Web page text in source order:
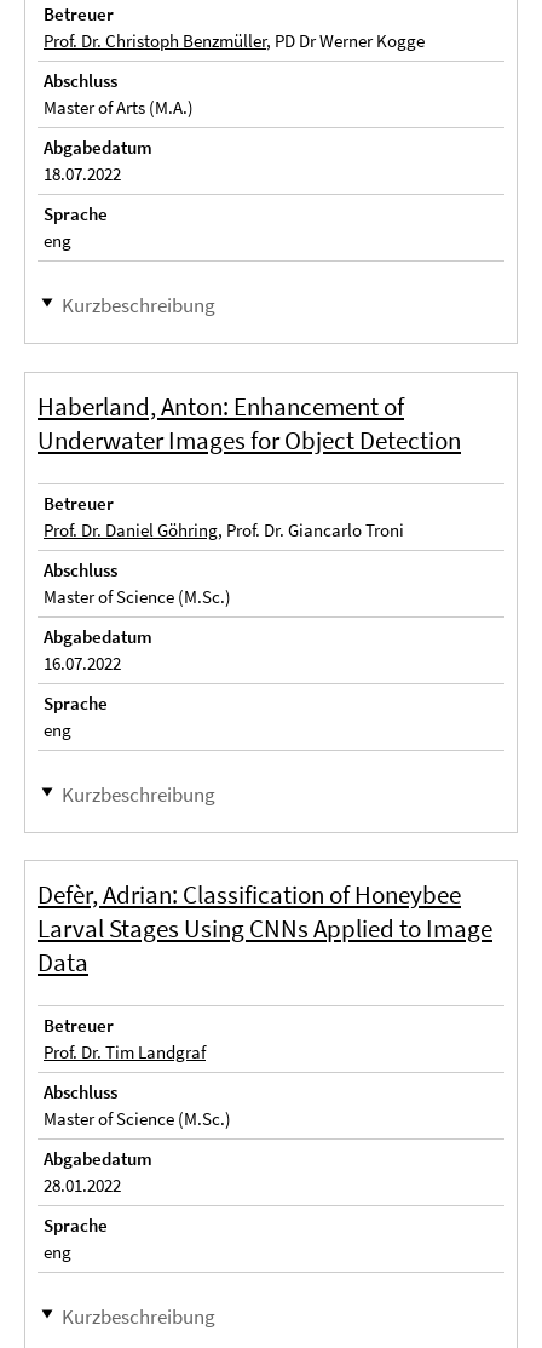
Betreuer
Prof. Dr. Christoph Benzmüller, PD Dr Werner Kogge
Abschluss
Master of Arts (M.A.)
Abgabedatum
18.07.2022
Sprache
eng
Kurzbeschreibung
Haberland, Anton: Enhancement of
Underwater Images for Object Detection
Betreuer
Prof. Dr. Daniel Göhring, Prof. Dr. Giancarlo Troni
Abschluss
Master of Science (M.Sc.)
Abgabedatum
16.07.2022
Sprache
eng
Kurzbeschreibung
Defèr, Adrian: Classification of Honeybee
Larval Stages Using CNNs Applied to Image
Data
Betreuer
Prof. Dr. Tim Landgraf
Abschluss
Master of Science (M.Sc.)
Abgabedatum
28.01.2022
Sprache
eng
Kurzbeschreibung